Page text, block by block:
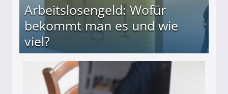
Arbeitslosengeld: Wofür
bekommt man es und wie
viel?
und wie viel?